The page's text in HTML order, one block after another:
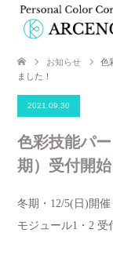
お知らせ
色
ました！
2021.09.30
色彩技能パ
期）受付開始
冬期・12/5(日)開
モジュール1・2 受